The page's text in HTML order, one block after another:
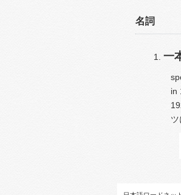
名詞
一
in